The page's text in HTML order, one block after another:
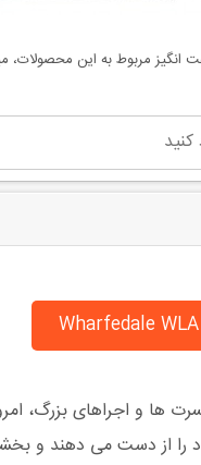
انگیز مربوط به این محصولات،
ها و اجراهای بزرگ،
خود را از دست می